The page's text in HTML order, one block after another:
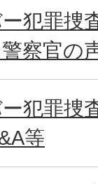
犯罪捜
察官の
犯罪捜
等